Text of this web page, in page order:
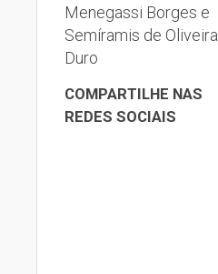
Menegassi Borges e
Semíramis de Oliveira
Duro
COMPARTILHE NAS
REDES SOCIAIS